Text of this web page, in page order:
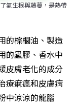
氣生根與藤蔓，是熱帶
的棕櫚油、製造
的蟲膠、香水中
皮膚老化的成分
療痲瘋和皮膚病
中涼涼的龍腦